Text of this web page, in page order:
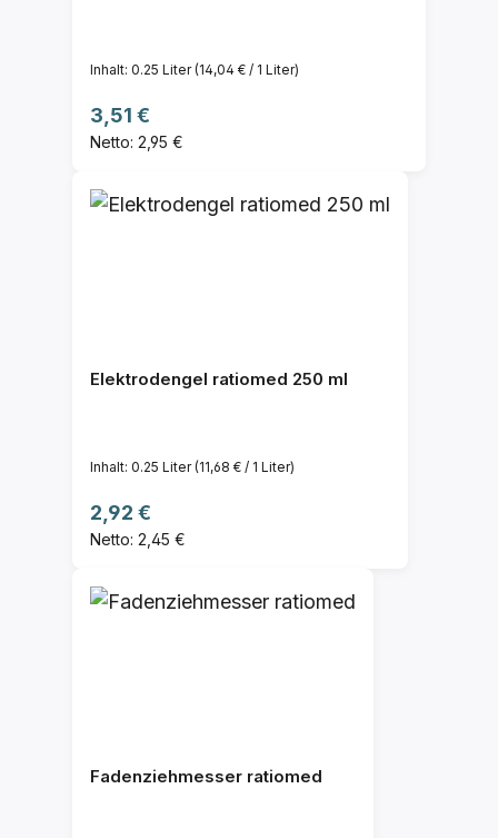
Inhalt: 0.25 Liter(14,04 € / 1 Liter)
Regulärer Preis:
3,51 €
Netto: 2,95 €
Elektrodengel ratiomed 250 ml
Inhalt: 0.25 Liter(11,68 € / 1 Liter)
Regulärer Preis:
2,92 €
Netto: 2,45 €
Fadenziehmesser ratiomed